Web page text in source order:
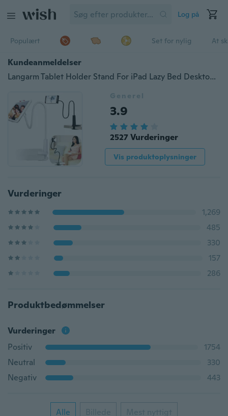
Log på
Populært Set for nylig At
Kundeanmeldelser
Langarm Tablet Holder Stand For iPad Lazy Bed Desktop Holder Stand Tablet Mount Support Tablette beslag til bærbar computer
Generel
3.9
2527 Vurderinger
Vis produktoplysninger
Vurderinger
1,269
485
330
157
286
Produktbedømmelser
Vurderinger
Positiv
1754
Neutral
330
Negativ
443
Alle Billede Mest nyttigt